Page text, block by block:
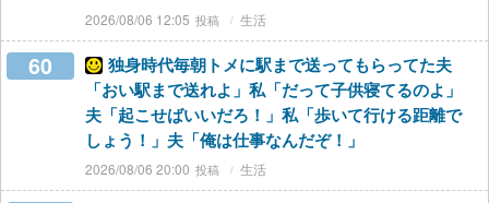
2026/08/06 12:05 生活
60
独身時代毎朝トメに駅まで送ってもらってた夫
「おい駅まで送れよ」私「だって子供寝てるのよ」
夫「起こせばいいだろ！」私「歩いて行ける距離で
しょう！」夫「俺は仕事なんだぞ！」
2026/08/06 20:00 生活